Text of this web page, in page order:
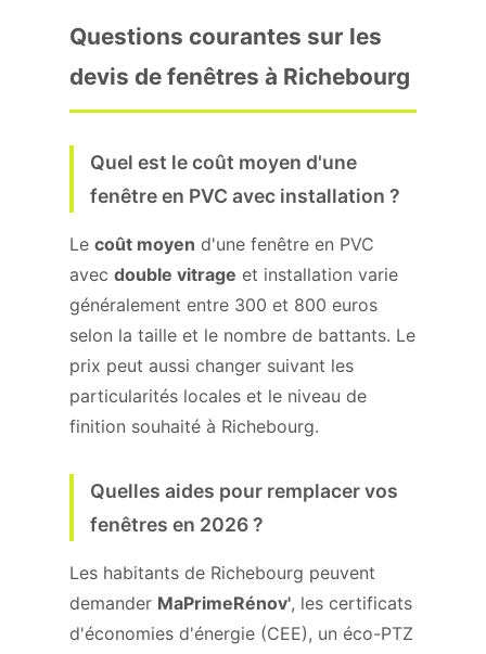
Questions courantes sur les
devis de fenêtres à Richebourg
Quel est le coût moyen d'une
fenêtre en PVC avec installation ?
Le coût moyen d'une fenêtre en PVC
avec double vitrage et installation varie
généralement entre 300 et 800 euros
selon la taille et le nombre de battants. Le
prix peut aussi changer suivant les
particularités locales et le niveau de
finition souhaité à Richebourg.
Quelles aides pour remplacer vos
fenêtres en 2026 ?
Les habitants de Richebourg peuvent
demander MaPrimeRénov', les certificats
d'économies d'énergie (CEE), un éco-PTZ